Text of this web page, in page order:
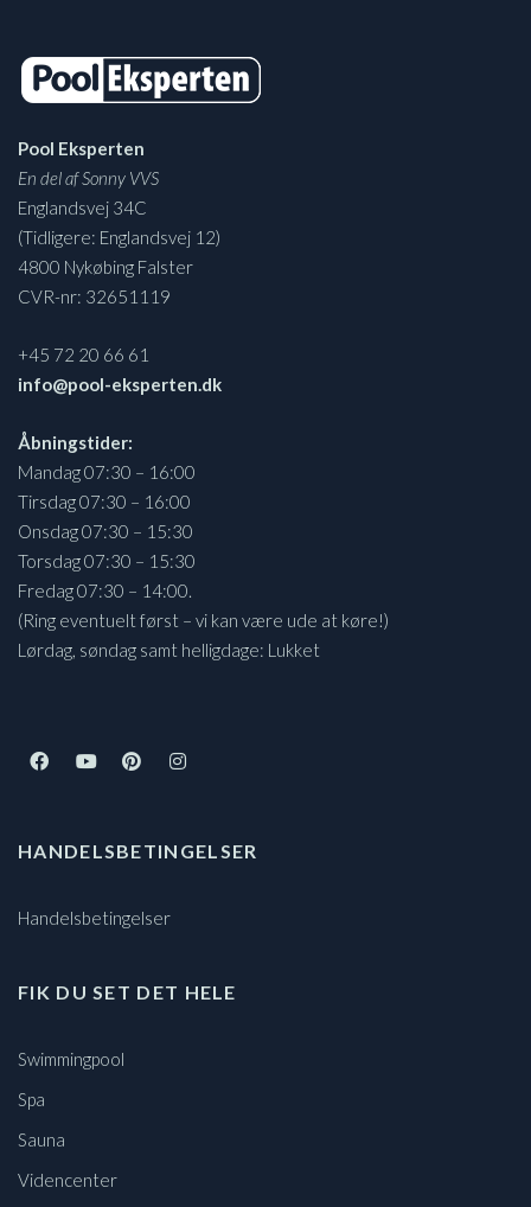
Pool Eksperten
En del af Sonny VVS
Englandsvej 34C
(Tidligere: Englandsvej 12)
4800 Nykøbing Falster
CVR-nr: 32651119
+45 72 20 66 61
info@pool-eksperten.dk
Åbningstider:
Mandag 07:30 – 16:00
Tirsdag 07:30 – 16:00
Onsdag 07:30 – 15:30
Torsdag 07:30 – 15:30
Fredag 07:30 – 14:00.
(Ring eventuelt først – vi kan være ude at køre!)
Lørdag, søndag samt helligdage: Lukket
HANDELSBETINGELSER
Handelsbetingelser
FIK DU SET DET HELE
Swimmingpool
Spa
Sauna
Videncenter